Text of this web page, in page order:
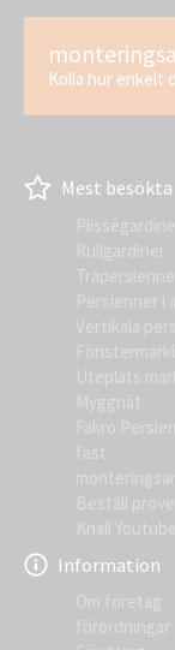
Kolla hur enkelt
Mest besökta
Rullgardiner
Persienner i
Vertikala
Uteplats
Myggnät
Fakro
fast
Beställ
Knall Youtube
Information
Om företag
förordningar